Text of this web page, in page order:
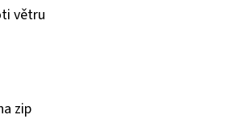
větru
zip